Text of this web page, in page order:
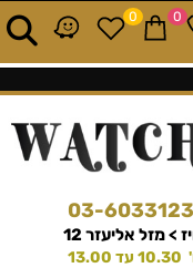
03-6033123
0 0